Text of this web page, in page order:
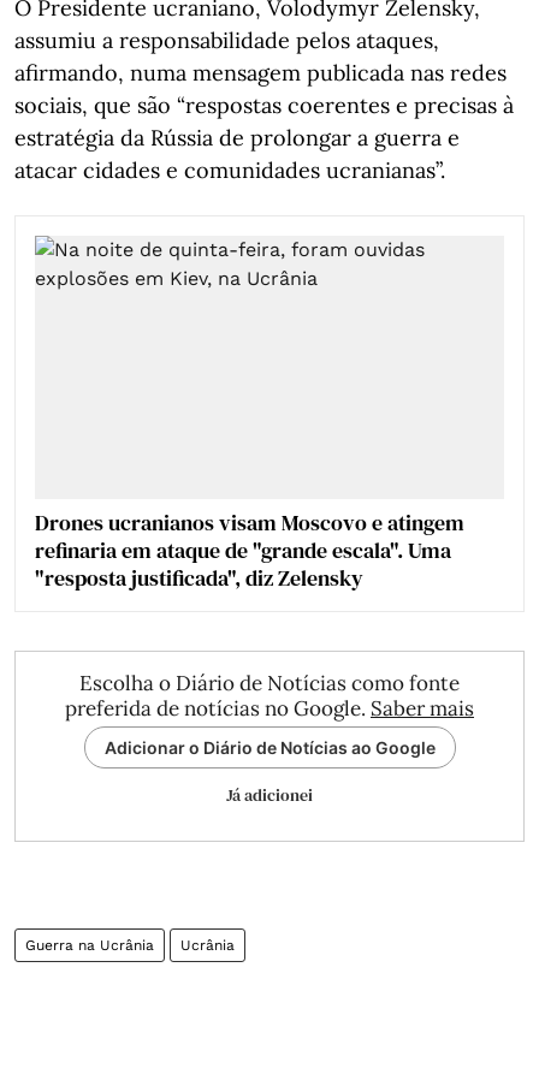
O Presidente ucraniano, Volodymyr Zelensky,
assumiu a responsabilidade pelos ataques,
afirmando, numa mensagem publicada nas redes
sociais, que são “respostas coerentes e precisas à
estratégia da Rússia de prolongar a guerra e
atacar cidades e comunidades ucranianas”.
Drones ucranianos visam Moscovo e atingem
refinaria em ataque de "grande escala". Uma
"resposta justificada", diz Zelensky
Escolha o Diário de Notícias como fonte
preferida de notícias no Google. Saber mais
Adicionar o Diário de Notícias ao Google
Já adicionei
Guerra na Ucrânia Ucrânia